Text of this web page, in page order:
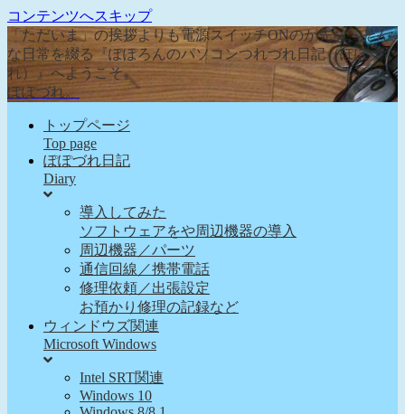
コンテンツへスキップ
「ただいま」の挨拶よりも電源スイッチONのが先な、そん
な日常を綴る『ぽぽろんのパソコンつれづれ日記（ぽぽづ
れ）』へようこそ。
ぽぽづれ。
トップページ
Top page
ぽぽづれ日記
Diary
導入してみた
ソフトウェアをや周辺機器の導入
周辺機器／パーツ
通信回線／携帯電話
修理依頼／出張設定
お預かり修理の記録など
ウィンドウズ関連
Microsoft Windows
Intel SRT関連
Windows 10